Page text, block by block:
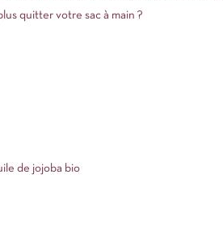
quitter votre sac à main ?
de jojoba bio